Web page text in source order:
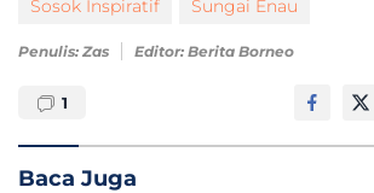
Sosok Inspiratif
Sungai Enau
Penulis: Zas Editor: Berita Borneo
1
Baca Juga